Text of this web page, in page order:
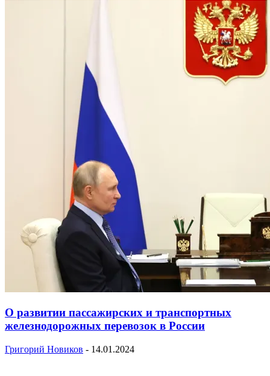
О развитии пассажирских и транспортных
железнодорожных перевозок в России
Григорий Новиков - 14.01.2024